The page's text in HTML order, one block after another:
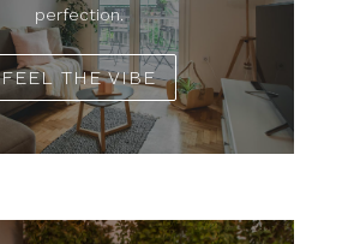
perfection.
FEEL THE VIBE